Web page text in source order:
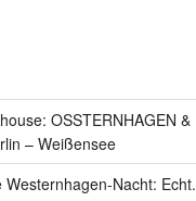
OSSTERNHAGEN &
– Weißensee
Nacht: Echt.